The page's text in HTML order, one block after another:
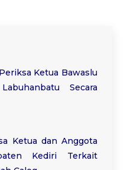
Ketua Bawaslu
Secara
Ketua dan Anggota
Kediri Terkait